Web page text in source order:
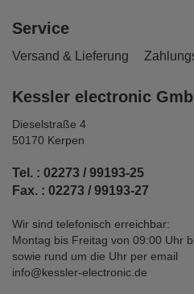
Service
Versand & Lieferung
Kessler electronic
Dieselstraße 4
50170 Kerpen
Tel. : 02273 / 99193-25
Fax. : 02273 / 99193-27
Wir sind telefonisch erreichbar:
Montag bis Freitag von 09:00 Uhr
sowie rund um die Uhr per email
info@kessler-electronic.de